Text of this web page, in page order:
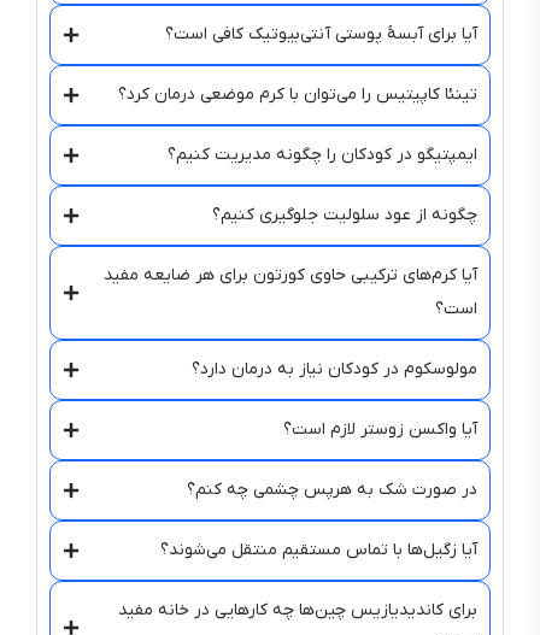
آیا برای آبسهٔ پوستی آنتی‌بیوتیک کافی است؟
تینئا کاپیتیس را می‌توان با کرم موضعی درمان کرد؟
ایمپتیگو در کودکان را چگونه مدیریت کنیم؟
چگونه از عود سلولیت جلوگیری کنیم؟
آیا کرم‌های ترکیبی حاوی کورتون برای هر ضایعه مفید
است؟
مولوسکوم در کودکان نیاز به درمان دارد؟
آیا واکسن زوستر لازم است؟
در صورت شک به هرپس چشمی چه کنم؟
آیا زگیل‌ها با تماس مستقیم منتقل می‌شوند؟
برای کاندیدیازیس چین‌ها چه کارهایی در خانه مفید